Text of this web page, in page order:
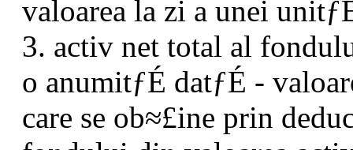
valoarea la zi a unei
3. activ net total al
o anumitƒÉ datƒÉ -
care se ob≈£ine prin